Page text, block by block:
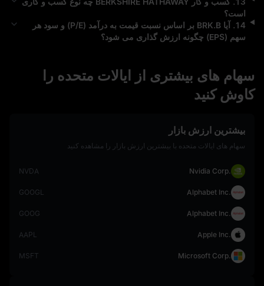
است؟
14
. آیا BRK.B
بر اساس نسبت قیمت به درآمد (P/E) و سود هر
سهم (EPS) چگونه ارزش‌ گذاری می‌ شود؟
سهام‌ های بیشتری از ایالات متحده را
کاوش کنید
بیشترین ارزش بازار
سهام‌ های ایالات متحده با بیشترین ارزش بازار را مشاهده کنید
Nvidia Corp.
NVDA
Alphabet Inc.
GOOGL
Alphabet Inc.
GOOG
Apple Inc.
AAPL
Microsoft Corp.
MSFT